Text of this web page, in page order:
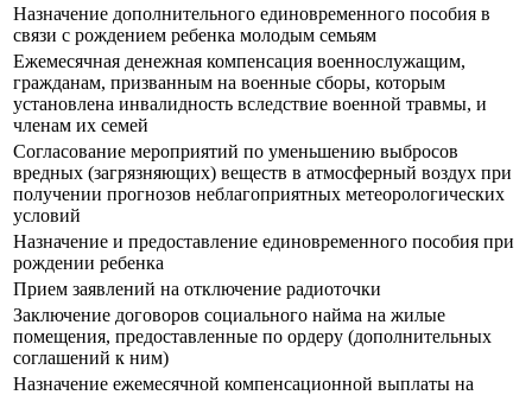
Назначение дополнительного единовременного пособия в
связи с рождением ребенка молодым семьям
Ежемесячная денежная компенсация военнослужащим,
гражданам, призванным на военные сборы, которым
установлена инвалидность вследствие военной травмы, и
членам их семей
Согласование мероприятий по уменьшению выбросов
вредных (загрязняющих) веществ в атмосферный воздух при
получении прогнозов неблагоприятных метеорологических
условий
Назначение и предоставление единовременного пособия при
рождении ребенка
Прием заявлений на отключение радиоточки
Заключение договоров социального найма на жилые
помещения, предоставленные по ордеру (дополнительных
соглашений к ним)
Назначение ежемесячной компенсационной выплаты на